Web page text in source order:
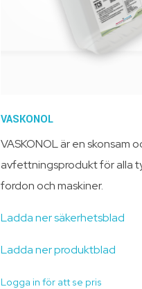
VASKONOL
VASKONOL är en skonsam
avfettningsprodukt för alla
fordon och maskiner.
Ladda ner säkerhetsblad
Ladda ner produktblad
Logga in för att se pris